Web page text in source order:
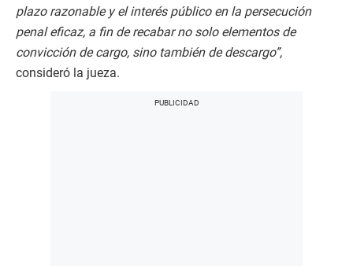
plazo razonable y el interés público en la persecución
penal eficaz, a fin de recabar no solo elementos de
convicción de cargo, sino también de descargo”,
consideró la jueza.